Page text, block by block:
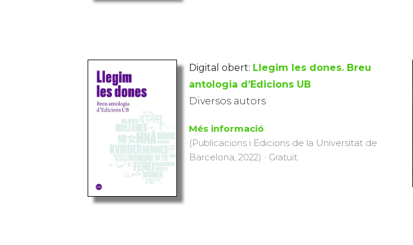
Digital obert: Llegim les dones. Breu
antologia d’Edicions UB
Diversos autors
Més informació
(Publicacions i Edicions de la Universitat de
Barcelona, 2022) · Gratuït